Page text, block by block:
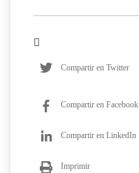
Compartir en Twitter
Compartir en Facebook
Compartir en LinkedIn
Imprimir